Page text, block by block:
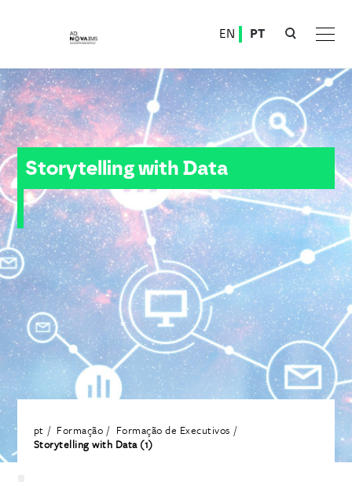
EN PT
Storytelling with Data (1)
Storytelling with Data
pt Formação
Formação de Executivos
Storytelling with Data (1)